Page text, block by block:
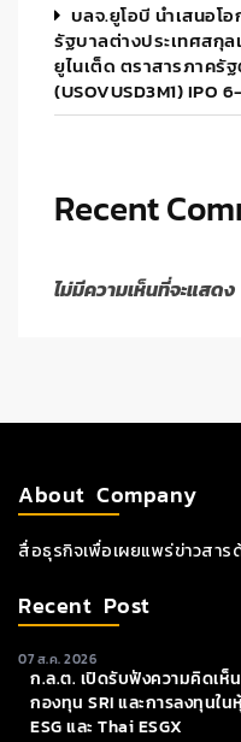
บลจ.ยูโอบี นำเสนอโ
รัฐบาลต่างประเทศสกุ
ยูไนเต็ด ตราสารภาครัฐ
(USOVUSD3M1) IPO
Recent
ไม่มีความเห็นที่จะแสดง
About Company
สื่อธุรกิจเพื่อเผยแพร่ข่าวสาร
Recent Post
07 ส.ค. 2026
ก.ล.ต. เปิดรับฟังความคิดเห็
กองทุน SRI และการลงทุนใน
ESG และ Thai ESGX